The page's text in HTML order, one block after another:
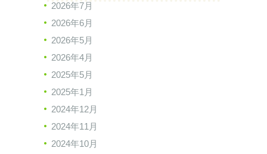
2026年7月
2026年6月
2026年5月
2026年4月
2025年5月
2025年1月
2024年12月
2024年11月
2024年10月